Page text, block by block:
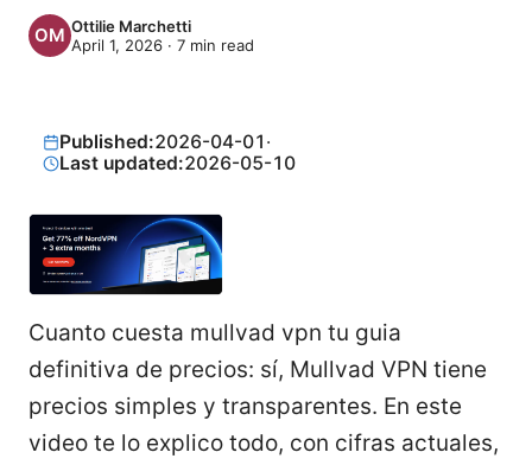
Ottilie Marchetti
April 1, 2026 · 7 min read
Published:2026-04-01 ·
Last updated:2026-05-10
Cuanto cuesta mullvad vpn tu guia
definitiva de precios: sí, Mullvad VPN tiene
precios simples y transparentes. En este
video te lo explico todo, con cifras actuales,